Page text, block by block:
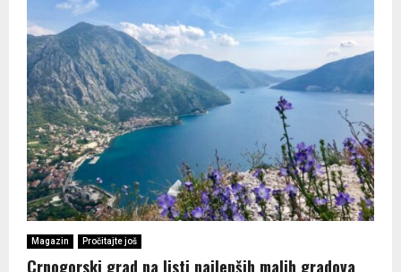
Magazin Pročitajte još
Crnogorski grad na listi najlepših malih gradova